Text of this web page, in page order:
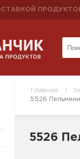
Главная
5526
13
5526